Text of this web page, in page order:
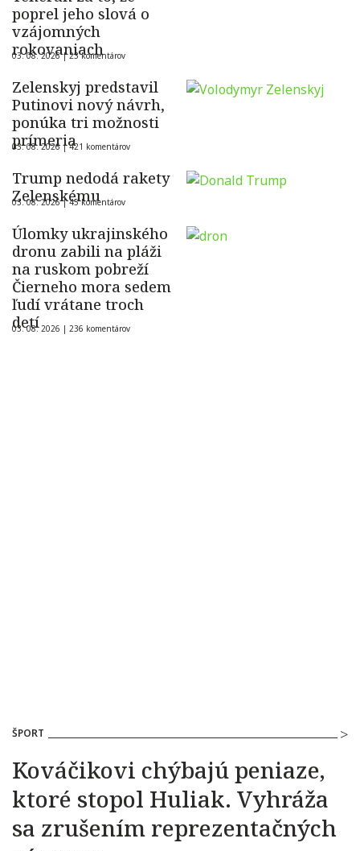
poprel jeho slová o
vzájomných
rokovaniach
03. 08. 2026 |23 komentárov
Zelenskyj predstavil
Putinovi nový návrh,
ponúka tri možnosti
prímeria
03. 08. 2026 |421 komentárov
Trump nedodá rakety
Zelenskému
03. 08. 2026 |45 komentárov
Úlomky ukrajinského
dronu zabili na pláži
na ruskom pobreží
Čierneho mora sedem
ľudí vrátane troch
detí
03. 08. 2026 | 236 komentárov
ŠPORT